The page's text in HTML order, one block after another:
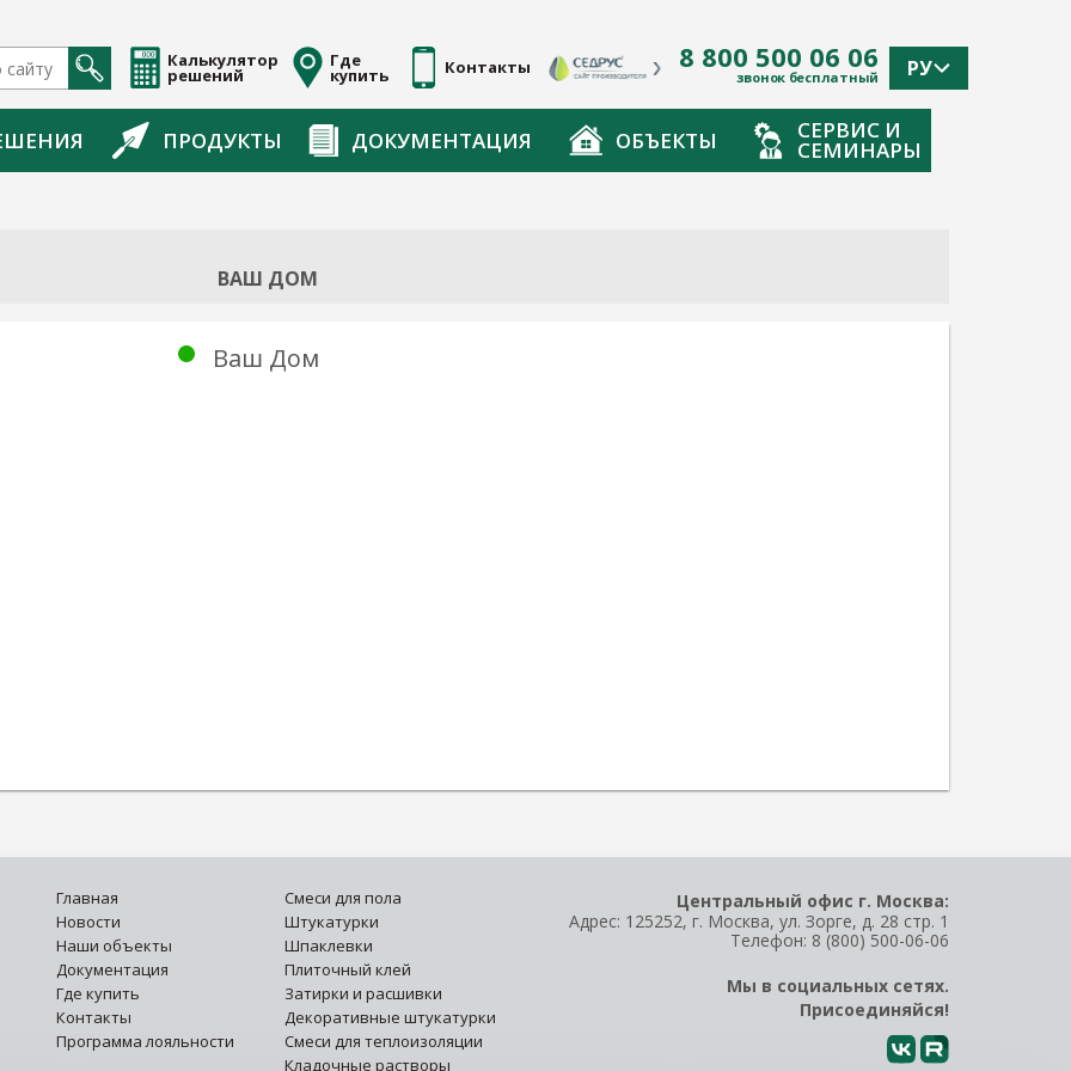
Калькулятор
решений
Где
купить Контакты 8 800 500 06 06
звонок бесплатный РУ
ПРОДУКТЫ ДОКУМЕНТАЦИЯ ОБЪЕКТЫ СЕРВИС И
СЕМИНАРЫ
ВАШ ДОМ
Ваш Дом
Главная
Новости
Наши объекты
Документация
Где купить
Контакты
Программа лояльности
Смеси для пола
Штукатурки
Шпаклевки
Плиточный клей
Затирки и расшивки
Декоративные штукатурки
Смеси для теплоизоляции
Кладочные растворы
Центральный офис г. Москва:
Адрес: 125252, г. Москва, ул. Зорге, д. 28 стр. 1
Телефон: 8 (800) 500-06-06
Мы в социальных сетях.
Присоединяйся!